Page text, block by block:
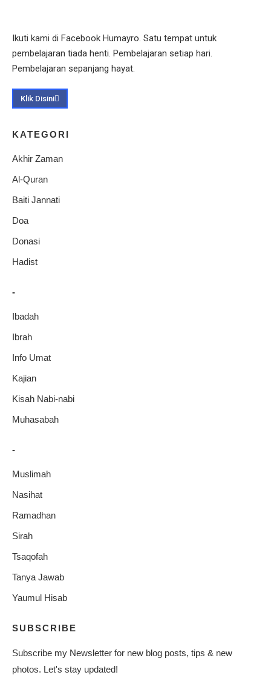
Ikuti kami di Facebook Humayro. Satu tempat untuk
pembelajaran tiada henti. Pembelajaran setiap hari.
Pembelajaran sepanjang hayat.
Klik Disini
KATEGORI
Akhir Zaman
Al-Quran
Baiti Jannati
Doa
Donasi
Hadist
-
Ibadah
Ibrah
Info Umat
Kajian
Kisah Nabi-nabi
Muhasabah
-
Muslimah
Nasihat
Ramadhan
Sirah
Tsaqofah
Tanya Jawab
Yaumul Hisab
SUBSCRIBE
Subscribe my Newsletter for new blog posts, tips & new
photos. Let's stay updated!